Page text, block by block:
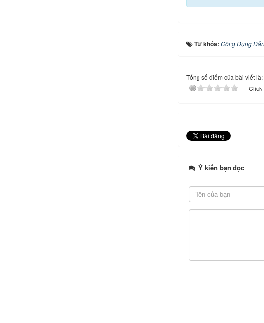
Từ khóa: Công Dụng
Tổng số điểm của bài viết
Click
Ý kiến bạn đọc